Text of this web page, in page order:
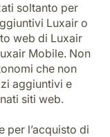
soltanto per
Luxair o
web di Luxair
Mobile. Non
che non
aggiuntivi e
siti web.
per l’acquisto di